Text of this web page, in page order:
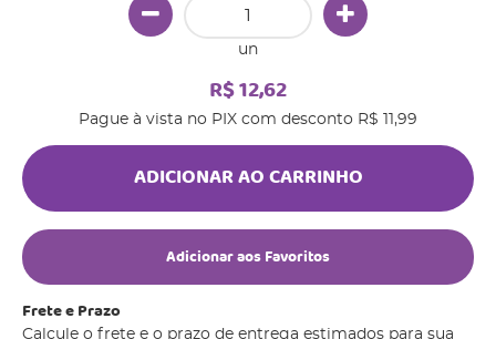
un
R$ 12,62
Pague à vista no PIX com desconto R$ 11,99
ADICIONAR AO CARRINHO
Adicionar aos Favoritos
Frete e Prazo
Calcule o frete e o prazo de entrega estimados para sua